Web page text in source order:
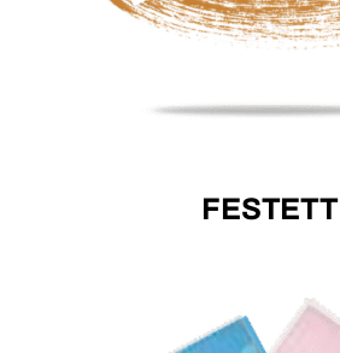
FESTETT